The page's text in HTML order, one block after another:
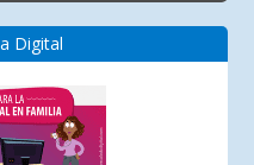
Digital